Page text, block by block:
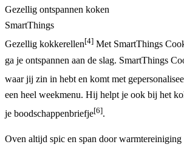
Gezellig ontspannen koken
SmartThings
Gezellig kokkerellen[4] Met SmartThings
ga je ontspannen aan de slag. SmartThings
waar jij zin in hebt en komt met
een heel weekmenu. Hij helpt je ook bij het
je boodschappenbriefje[6].
Oven altijd spic en span door warmtereiniging